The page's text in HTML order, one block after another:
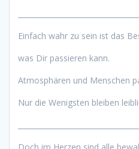
Einfach wahr zu sein ist das
was Dir passieren kann.
Atmosphären und Menschen
Nur die Wenigsten bleiben
Doch im Herzen sind alle